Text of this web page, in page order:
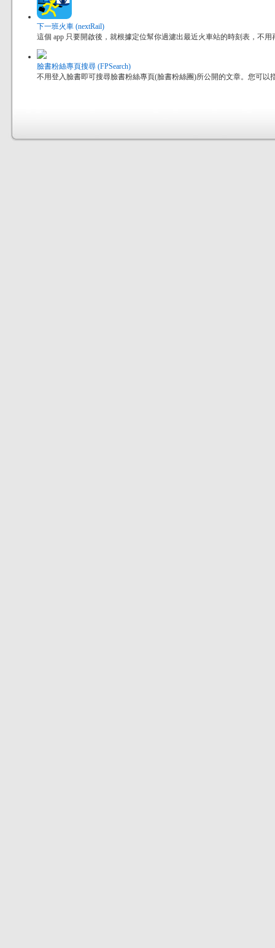
下一班火車 (nextRail)
這個 app 只要開啟後，就根據定位幫你過濾出最近火車站的時刻表，不
臉書粉絲專頁搜尋 (FPSearch)
不用登入臉書即可搜尋臉書粉絲專頁(臉書粉絲團)所公開的文章。您可